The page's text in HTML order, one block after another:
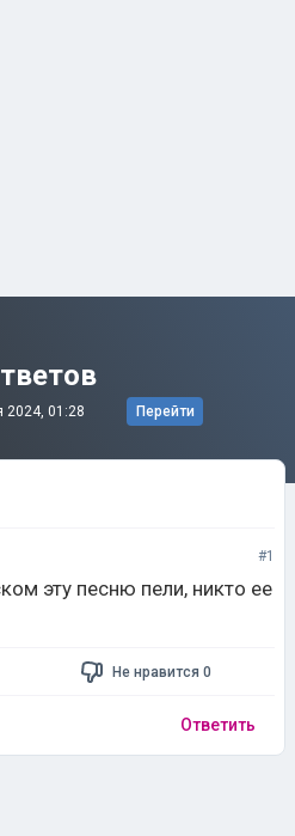
2024, 01:28 Перейти
#1
эту песню пели, никто ее
Не нравится 0
Ответить